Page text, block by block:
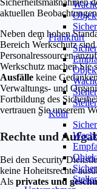
Frankfurt
Köln
aktuellen
Neben dem hohen
Bereich Werkschutz
Personalressourcen
Werkschutz machen Sie
Ausfälle keine
Verwaltungs- und
Fortbildung des
vertrauen Sie unserem
Rechte und
Bei den Security
keine Hoheitsrechte
Als privates und